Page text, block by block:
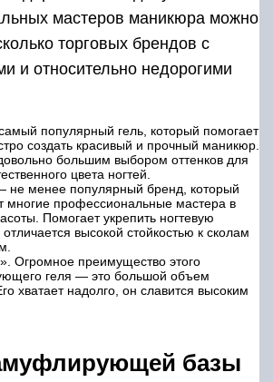
мастеров маникюра можно
торговых брендов с
и относительно недорогими
популярный гель, который помогает
создать красивый и прочный маникюр.
большим выбором оттенков для
цвета ногтей.
не менее популярный бренд, который
многие профессиональные мастера в
Помогает укрепить ногтевую
высокой стойкостью к сколам
Огромное преимущество этого
геля — это большой объем
хватает надолго, он славится высоким
базы